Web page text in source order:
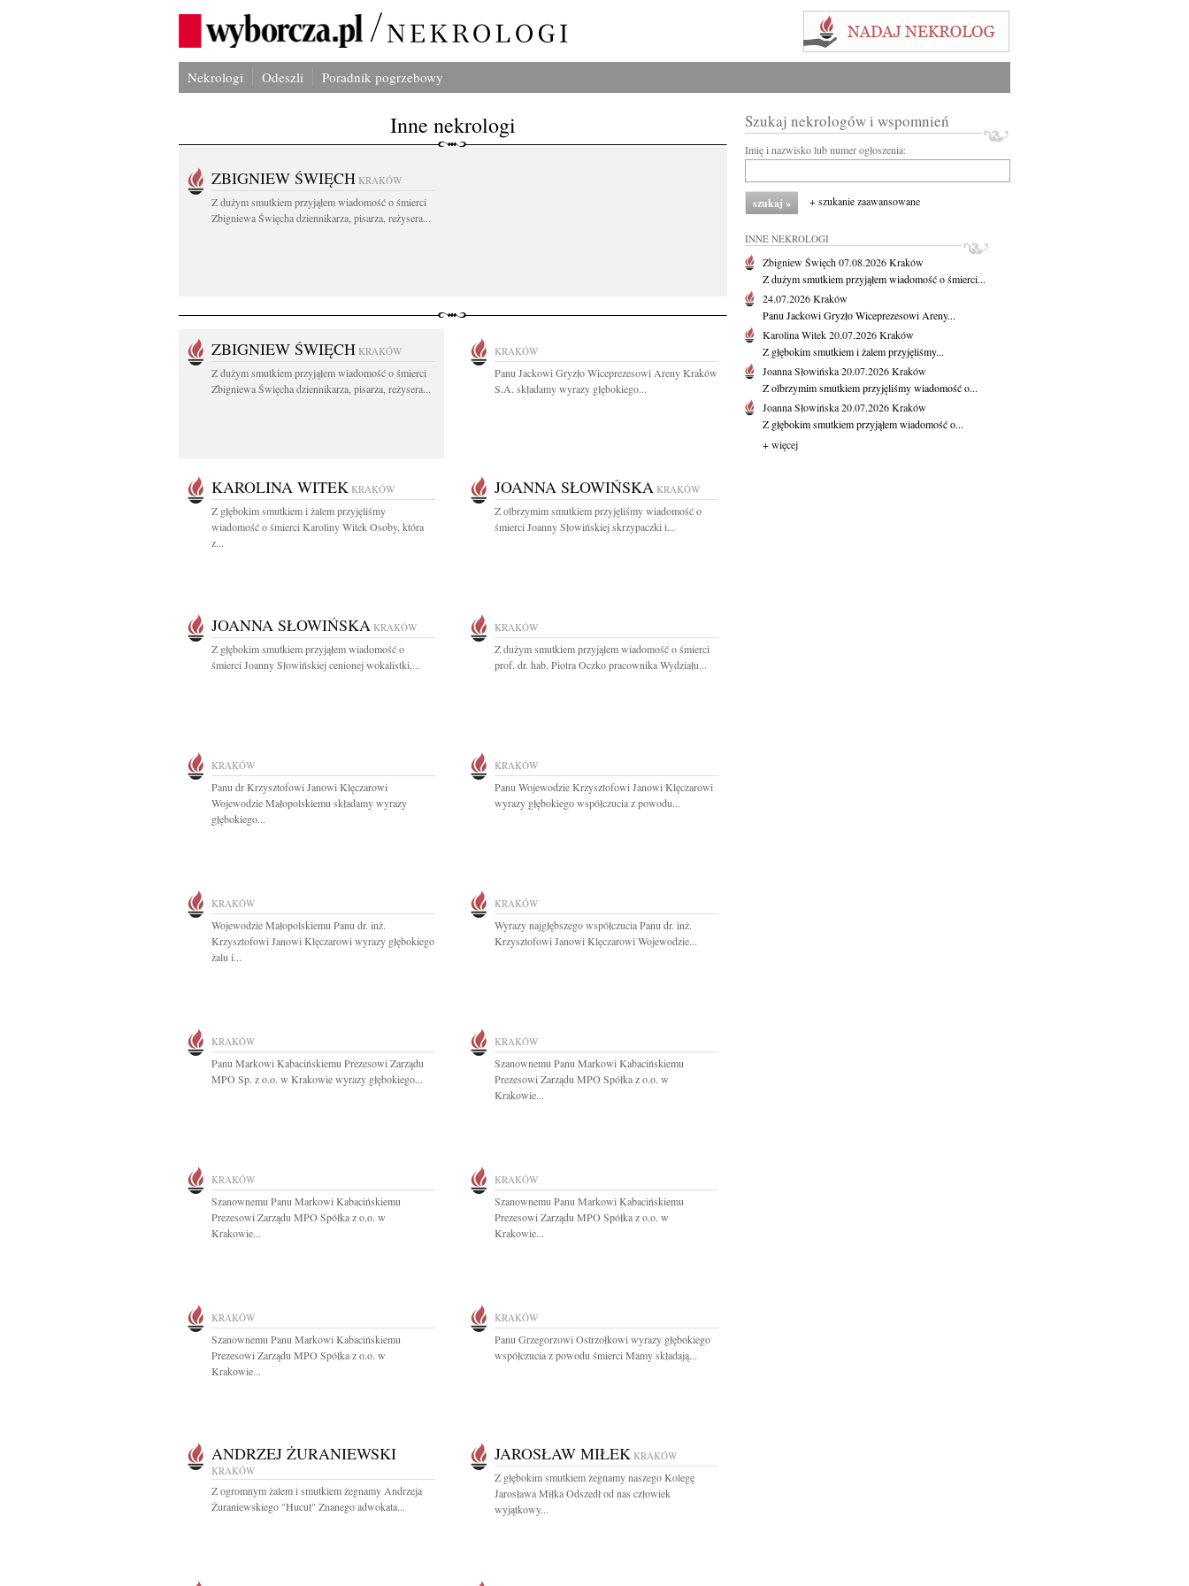
Nekrologi Odeszli Poradnik pogrzebowy
Inne nekrologi
ZBIGNIEW ŚWIĘCH KRAKÓW
Z dużym smutkiem przyjąłem wiadomość o śmierci
Zbigniewa Święcha dziennikarza, pisarza, reżysera...
ZBIGNIEW ŚWIĘCH KRAKÓW
Z dużym smutkiem przyjąłem wiadomość o śmierci
Zbigniewa Święcha dziennikarza, pisarza, reżysera...
KRAKÓW
Panu Jackowi Gryzło Wiceprezesowi Areny Kraków
S.A. składamy wyrazy głębokiego...
KAROLINA WITEK KRAKÓW
Z głębokim smutkiem i żalem przyjęliśmy
wiadomość o śmierci Karoliny Witek Osoby, która
z...
JOANNA SŁOWIŃSKA KRAKÓW
Z olbrzymim smutkiem przyjęliśmy wiadomość o
śmierci Joanny Słowińskiej skrzypaczki i...
JOANNA SŁOWIŃSKA KRAKÓW
Z głębokim smutkiem przyjąłem wiadomość o
śmierci Joanny Słowińskiej cenionej wokalistki,...
KRAKÓW
Z dużym smutkiem przyjąłem wiadomość o śmierci
prof. dr. hab. Piotra Oczko pracownika Wydziału...
KRAKÓW
Panu dr Krzysztofowi Janowi Klęczarowi
Wojewodzie Małopolskiemu składamy wyrazy
głębokiego...
KRAKÓW
Panu Wojewodzie Krzysztofowi Janowi Klęczarowi
wyrazy głębokiego współczucia z powodu...
KRAKÓW
Wojewodzie Małopolskiemu Panu dr. inż.
Krzysztofowi Janowi Klęczarowi wyrazy głębokiego
żalu i...
KRAKÓW
Wyrazy najgłębszego współczucia Panu dr. inż.
Krzysztofowi Janowi Klęczarowi Wojewodzie...
KRAKÓW
Panu Markowi Kabacińskiemu Prezesowi Zarządu
MPO Sp. z o.o. w Krakowie wyrazy głębokiego...
KRAKÓW
Szanownemu Panu Markowi Kabacińskiemu
Prezesowi Zarządu MPO Spółka z o.o. w
Krakowie...
KRAKÓW
Szanownemu Panu Markowi Kabacińskiemu
Prezesowi Zarządu MPO Spółka z o.o. w
Krakowie...
KRAKÓW
Szanownemu Panu Markowi Kabacińskiemu
Prezesowi Zarządu MPO Spółka z o.o. w
Krakowie...
KRAKÓW
Szanownemu Panu Markowi Kabacińskiemu
Prezesowi Zarządu MPO Spółka z o.o. w
Krakowie...
KRAKÓW
Panu Grzegorzowi Ostrzołkowi wyrazy głębokiego
współczucia z powodu śmierci Mamy składają...
ANDRZEJ ŻURANIEWSKI
KRAKÓW
Z ogromnym żalem i smutkiem żegnamy Andrzeja
Żuraniewskiego "Hucuł" Znanego adwokata...
JAROSŁAW MIŁEK KRAKÓW
Z głębokim smutkiem żegnamy naszego Kolegę
Jarosława Miłka Odszedł od nas człowiek
wyjątkowy...
Szukaj nekrologów i wspomnień
Imię i nazwisko lub numer ogłoszenia:
+ szukanie zaawansowane
INNE NEKROLOGI
Zbigniew Święch07.08.2026Kraków
Z dużym smutkiem przyjąłem wiadomość o śmierci...
24.07.2026Kraków
Panu Jackowi Gryzło Wiceprezesowi Areny...
Karolina Witek20.07.2026Kraków
Z głębokim smutkiem i żalem przyjęliśmy...
Joanna Słowińska20.07.2026Kraków
Z olbrzymim smutkiem przyjęliśmy wiadomość o...
Joanna Słowińska20.07.2026Kraków
Z głębokim smutkiem przyjąłem wiadomość o...
+ więcej